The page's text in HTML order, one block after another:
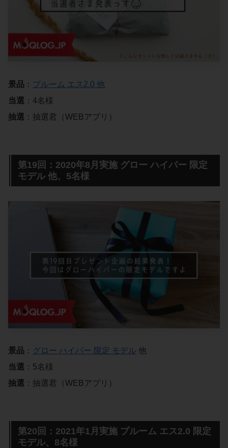
景品 ： プルーム エス2.0 他
当選 ：4名様
抽選 ：抽選君（WEBアプリ）
第19回：2020年8月実施 グロー ハイパー 限定
モデル 他、5名様
景品 ： グロー ハイパー 限定 モデル 他
当選 ：5名様
抽選 ：抽選君（WEBアプリ）
第20回：2021年1月実施 プルーム エス2.0 限定
モデル、8名様